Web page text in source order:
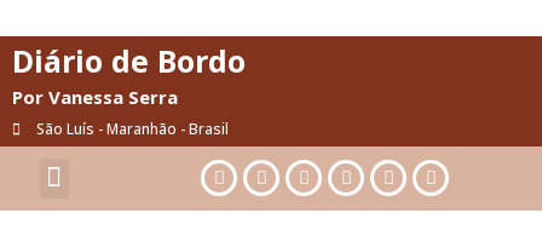
Diário de Bordo
Por Vanessa Serra
São Luís - Maranhão - Brasil